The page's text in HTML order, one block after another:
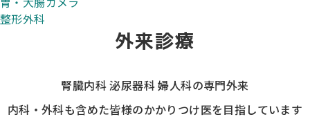
整形外科
外来診療
腎臓内科 泌尿器科 婦人科の専門外来
内科・外科も含めた皆様のかかりつけ医を目指しています